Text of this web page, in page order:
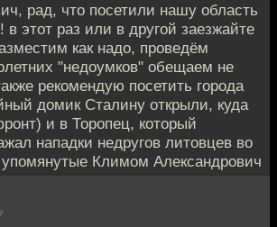
рад, что посетили нашу область
в этот раз или в другой заезжайте
как надо, проведём
"недоумков" обещаем не
рекомендую посетить города
домик Сталину открыли, куда
и в Торопец, который
нападки недругов литовцев во
Климом Александрович